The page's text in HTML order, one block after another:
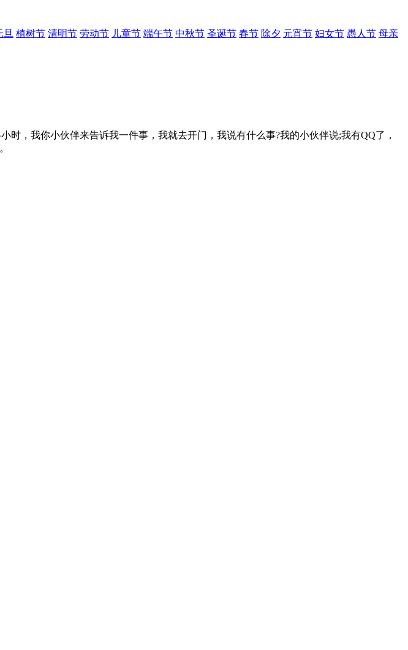
旦 植树节 清明节 劳动节 儿童节 端午节 中秋节 圣诞节 春节 除夕 元宵节 妇女节 愚人节 母亲
我你小伙伴来告诉我一件事，我就去开门，我说有什么事?我的小伙伴说;我有QQ了，